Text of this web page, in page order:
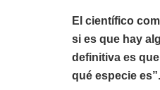
El científico
si es que hay
definitiva es
qué especie es”.